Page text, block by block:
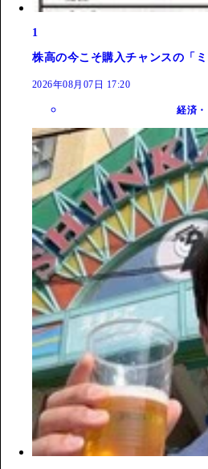
1
株高の今こそ購入チャンスの「
2026年08月07日 17:20
経済